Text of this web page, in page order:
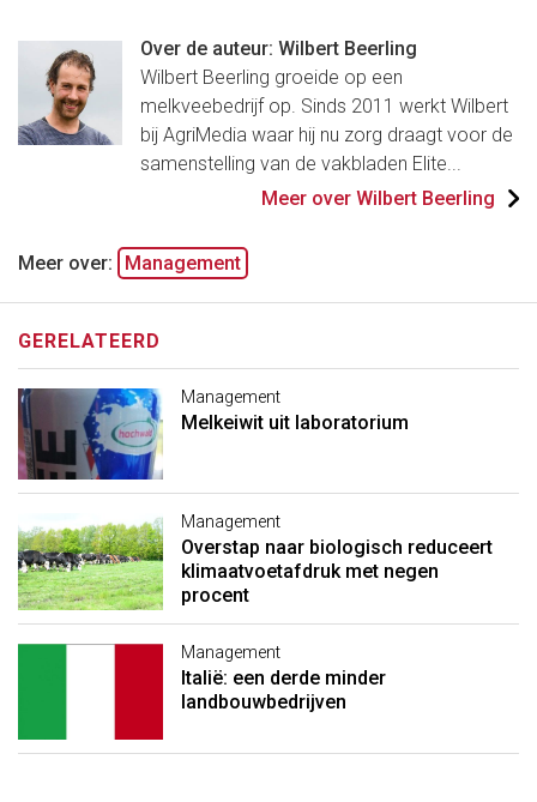
Over de auteur: Wilbert Beerling
Wilbert Beerling groeide op een
melkveebedrijf op. Sinds 2011 werkt Wilbert
bij AgriMedia waar hij nu zorg draagt voor de
samenstelling van de vakbladen Elite...
Meer over Wilbert Beerling
Meer over: Management
GERELATEERD
Management
Melkeiwit uit laboratorium
Management
Overstap naar biologisch reduceert
klimaatvoetafdruk met negen
procent
Management
Italië: een derde minder
landbouwbedrijven